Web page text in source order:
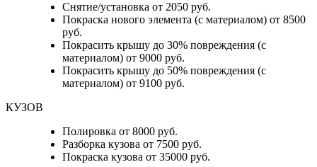
Снятие/установка от 2050 руб.
Покраска нового элемента (с материалом) от 8500
руб.
Покрасить крышу до 30% повреждения (с
материалом) от 9000 руб.
Покрасить крышу до 50% повреждения (с
материалом) от 9100 руб.
КУЗОВ
Полировка от 8000 руб.
Разборка кузова от 7500 руб.
Покраска кузова от 35000 руб.